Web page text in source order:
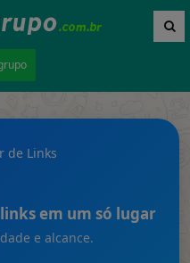
em um só lugar
e alcance.